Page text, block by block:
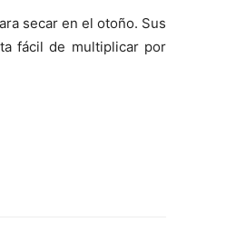
secar en el otoño. Sus
fácil de multiplicar por